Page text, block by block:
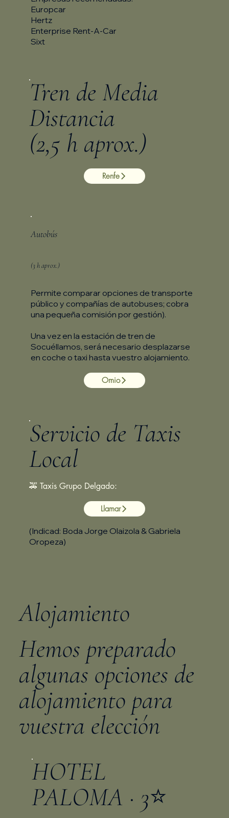
Europcar
Hertz
Enterprise Rent-A-Car
Sixt
Tren de Media
Distancia
(2,5 h aprox.)
Renfe
Autobús
(3 h aprox.)
Omio
Permite comparar opciones de transporte
público y compañías de autobuses; cobra
una pequeña comisión por gestión).
Una vez en la estación de tren de
Socuéllamos, será necesario desplazarse
en coche o taxi hasta vuestro alojamiento.
Servicio de Taxis
Local
🚕 Taxis Grupo Delgado:
Llamar
(Indicad: Boda Jorge Olaizola & Gabriela
Oropeza)
Alojamiento
Hemos preparado
algunas opciones de
alojamiento para
vuestra elección
HOTEL
PALOMA · 3⭐️